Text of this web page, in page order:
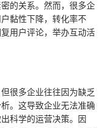
的关系。然而，很多企
黏性下降，转化率不
用户评论，举办互动活
很多企业往往因为缺乏
。这导致企业无法准确
科学的运营决策。因